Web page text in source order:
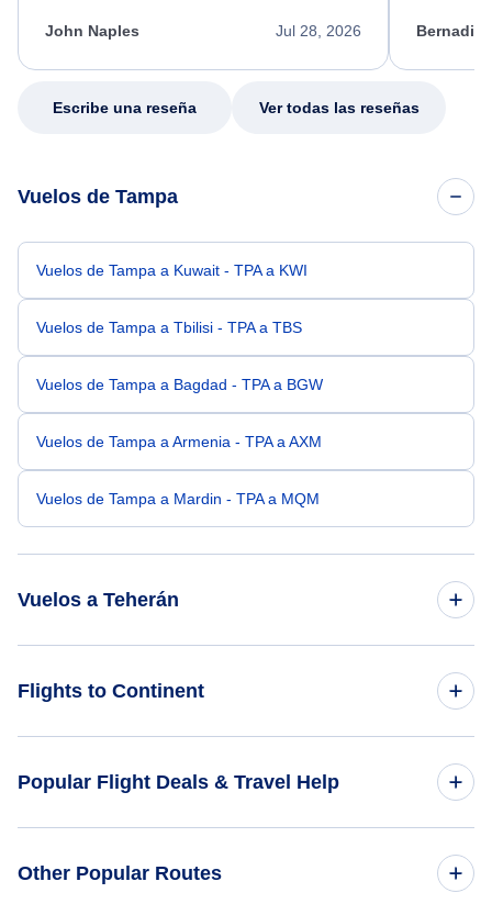
appreciate her excellent service.
Jul 28, 2026
John Naples
my issue.
Escribe una reseña Ver todas las reseñas
Vuelos de Tampa
Vuelos de Tampa a Kuwait - TPA a KWI
Vuelos de Tampa a Tbilisi - TPA a TBS
Vuelos de Tampa a Bagdad - TPA a BGW
Vuelos de Tampa a Armenia - TPA a AXM
Vuelos de Tampa a Mardin - TPA a MQM
Vuelos a Teherán
Vuelos de Sun Valley a Teherán - SUN a THR
Flights to Continent
Flights to Caribbean
Popular Flight Deals & Travel Help
Other Popular Routes